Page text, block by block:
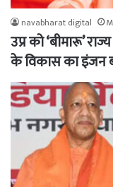
navabharat digital
उप्र को ‘बीमारू’
के विकास का इंजन